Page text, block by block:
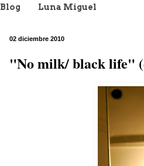
Blog Luna Miguel
02 diciembre 2010
"No milk/ black life"